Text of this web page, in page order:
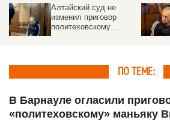
Алтайский суд не
изменил приговор
политеховскому
ПО ТЕМЕ:
В Барнауле огласили
«политеховскому» маньяку